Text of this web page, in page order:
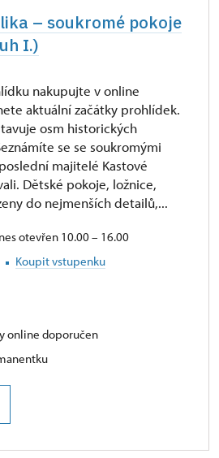
– soukromé pokoje
I.)
nakupujte v online
aktuální začátky prohlídek.
osm historických
se se soukromými
majitelé Kastové
Dětské pokoje, ložnice,
do nejmenších detailů,...
otevřen 10.00 – 16.00
Koupit vstupenku
online doporučen